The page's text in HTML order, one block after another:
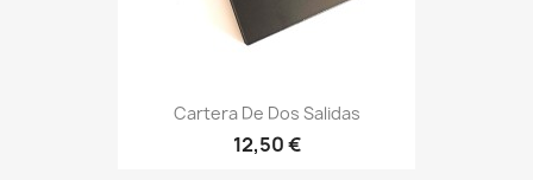
Cartera De Dos Salidas
12,50 €